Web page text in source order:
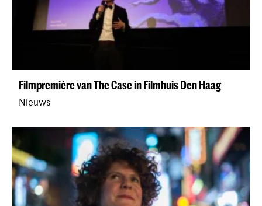
Filmpremière van The Case in Filmhuis Den Haag
Nieuws